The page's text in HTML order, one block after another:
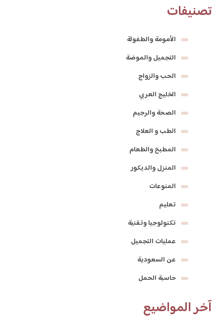
تصنيفات
الأمومة والطفولة
التجميل والموضة
الحب والزواج
الخليج العربي
الصحة والرجيم
الطب و العلاج
المطبخ والطعام
المنزل والديكور
المنوعات
تعليم
تكنولوجيا وتقنية
عمليات التجميل
عن السعودية
حاسبة الحمل
آخر المواضيع